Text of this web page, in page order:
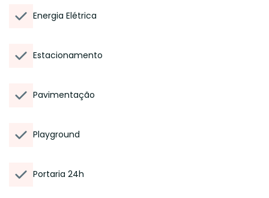
Energia Elétrica
Estacionamento
Pavimentação
Playground
Portaria 24h